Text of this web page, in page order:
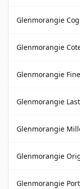
Glenmorangie
Glenmorangie
Glenmorangie
Glenmorangie
Glenmorangie
Glenmorangie
Glenmorangie